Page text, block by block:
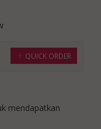
QUICK ORDER
mendapatkan